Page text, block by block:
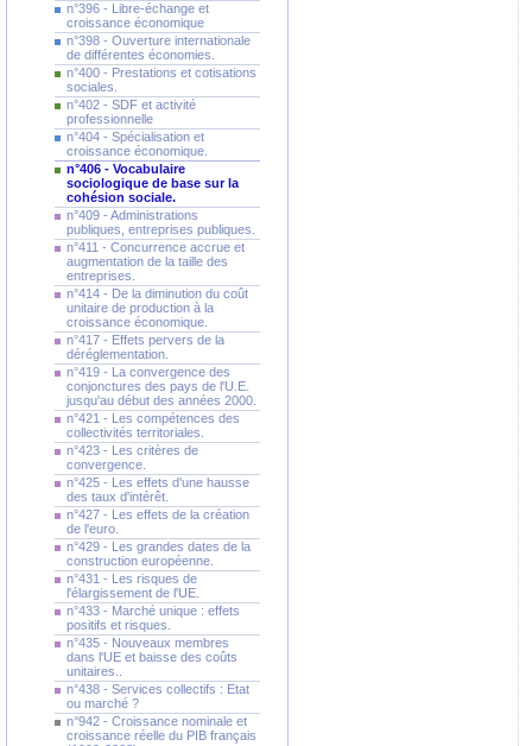
n°396 - Libre-échange et
croissance économique
n°398 - Ouverture internationale
de différentes économies.
n°400 - Prestations et cotisations
sociales.
n°402 - SDF et activité
professionnelle
n°404 - Spécialisation et
croissance économique.
n°406 - Vocabulaire
sociologique de base sur la
cohésion sociale.
n°409 - Administrations
publiques, entreprises publiques.
n°411 - Concurrence accrue et
augmentation de la taille des
entreprises.
n°414 - De la diminution du coût
unitaire de production à la
croissance économique.
n°417 - Effets pervers de la
déréglementation.
n°419 - La convergence des
conjonctures des pays de l'U.E.
jusqu'au début des années 2000.
n°421 - Les compétences des
collectivités territoriales.
n°423 - Les critères de
convergence.
n°425 - Les effets d'une hausse
des taux d'intérêt.
n°427 - Les effets de la création
de l'euro.
n°429 - Les grandes dates de la
construction européenne.
n°431 - Les risques de
l'élargissement de l'UE.
n°433 - Marché unique : effets
positifs et risques.
n°435 - Nouveaux membres
dans l'UE et baisse des coûts
unitaires..
n°438 - Services collectifs : Etat
ou marché ?
n°942 - Croissance nominale et
croissance réelle du PIB français